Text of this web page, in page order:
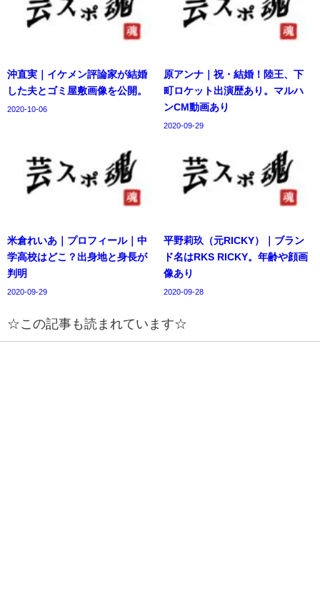
沖直実｜イケメン評論家が結婚
した夫とゴミ屋敷画像を公開。
2020-10-06
原アンナ｜祝・結婚！陸王、下
町ロケット出演歴あり。マルハ
ンCM動画あり
2020-09-29
米倉れいあ｜プロフィール｜中
学高校はどこ？出身地と身長が
判明
2020-09-29
平野莉玖（元RICKY）｜ブラン
ド名はRKS RICKY。年齢や顔画
像あり
2020-09-28
☆この記事も読まれています☆